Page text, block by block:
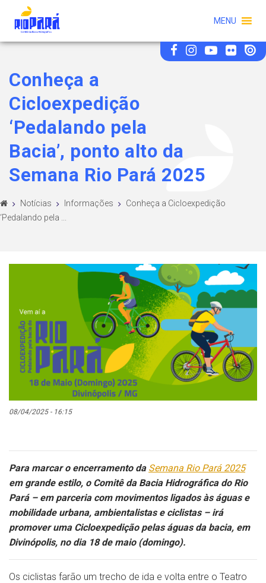
MENU
Conheça a
Cicloexpedição
‘Pedalando pela
Bacia’, ponto alto da
Semana Rio Pará 2025
Notícias Informações
Conheça a Cicloexpedição
‘Pedalando pela ...
08/04/2025 - 16:15
Para marcar o encerramento da Semana Rio Pará 2025
em grande estilo, o Comitê da Bacia Hidrográfica do Rio
Pará – em parceria com movimentos ligados às águas e
mobilidade urbana, ambientalistas e ciclistas – irá
promover uma Cicloexpedição pelas águas da bacia, em
Divinópolis, no dia 18 de maio (domingo).
Os ciclistas farão um trecho de ida e volta entre o Teatro